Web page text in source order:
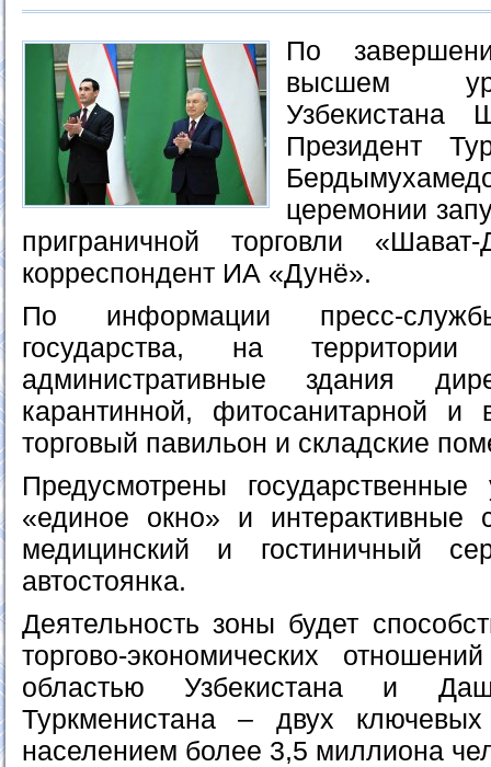
По
высшем
Узбекистана
Президент
церемонии
приграничной торговли
корреспондент ИА «Дунё».
По информации пресс-
государства, на
административные здания
карантинной, фитосанитарной и
торговый павильон и складские
Предусмотрены
«единое окно» и интерактивные
медицинский и гостиничный
автостоянка.
Деятельность зоны будет
торгово-экономических
областью Узбекистана и
Туркменистана – двух
населением более 3,5 миллиона